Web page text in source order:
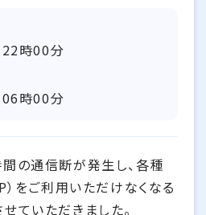
時00分
時00分
の通信断が発生し、各種
）をご利用いただけなくなる
ていただきました。